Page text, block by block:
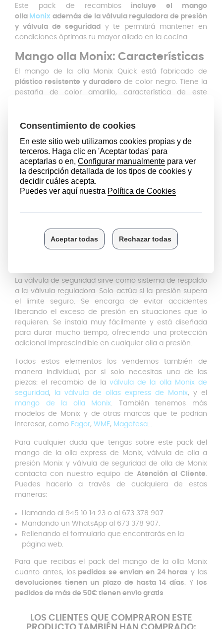
Este pack de recambios incluye el mango
olla Monix además de la válvula reguladora de presión
y válvula de seguridad
y te permitirá mantener en
condiciones óptimas tu mayor aliado en la cocina.
Mango olla Monix: Características
El mango de la olla Monix Quick está fabricado de
plástico resistente y duraderode color negro. Tiene la
pestaña de color amarillo, característica de este
de quemaduras, asegurando un agarre firme y
correcto funcionamiento de la olla, ya que forma parte
del sistema de cierre y facilita su manipulación diaria.
El recambio de válvula de olla Monix también está
incluido. La válvula de la olla rápida de Monix se ocupa
de liberar el vapor cuando se alcanza la presión
Para garantizar la
seguridad de la olla
, una vez se note
que no libera bien el vapor, hay que cambiar la válvula.
La válvula de seguridad sirve como sistema de respaldo
a la válvula reguladora. Solo actúa si la presión supera
el límite seguro. Se encarga de evitar accidentes
liberando el exceso de presión en situaciones que lo
requieren. Se instala muy fácilmente y está diseñada
para durar mucho tiempo, ofreciendo una protección
adicional imprescindible en cualquier olla a presión.
Todos estos elementos los vendemos también de
manera individual, por si solo necesitas una de las
piezas: el recambio de la válvula de la olla Monix de
seguridad, la válvula de ollas express de Monix, y el
mango de la olla Monix. También tenemos más
modelos de Monix y de otras marcas que te podrían
interesar, como Fagor, WMF, Magefesa...
Para cualquier duda que tengas sobre este pack del
mango de la olla express de Monix, válvula de olla a
presión Monix y válvula de seguridad de olla de Monix
contacta con nuestro equipo de Atención al Cliente.
Puedes hacerlo a través de cualquiera de estas
maneras:
Llamando al 945 10 14 23 o al 673 378 907.
Mandando un WhatsApp al 673 378 907.
Rellenando el formulario que encontrarás en la
página web.
Para que recibas el pack del mango de la olla Monix
cuanto antes, lospedidos se envían en 24 horas y las
devoluciones tienen un plazo de hasta 14 días. Y
los
pedidos de más de 50€ tienen envío gratis.
LOS CLIENTES QUE COMPRARON ESTE